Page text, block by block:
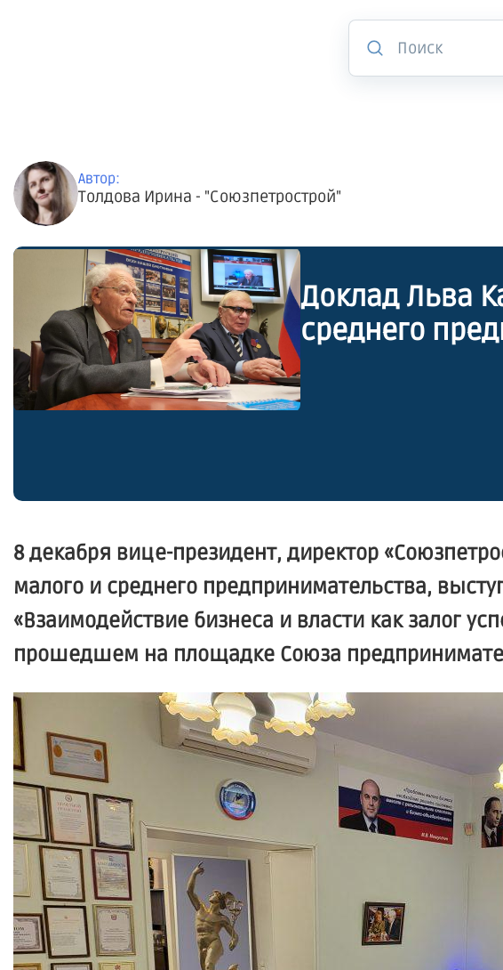
Автор:
Толдова Ирина - "Союзпетрострой"
Доклад Льва
среднего
8 декабря вице-президент, директор
малого и среднего предпринимательства,
«Взаимодействие бизнеса и власти как залог
прошедшем на площадке Союза